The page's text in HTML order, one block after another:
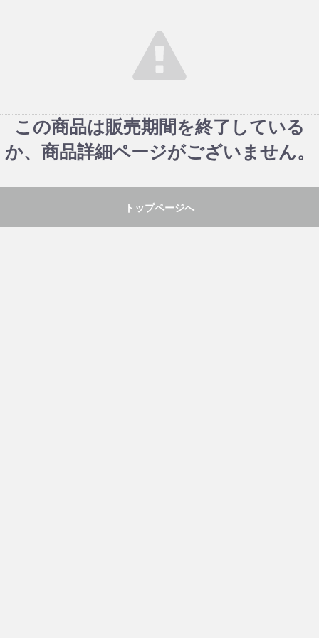
この商品は販売期間を終了している
か、商品詳細ページがございません。
トップページへ